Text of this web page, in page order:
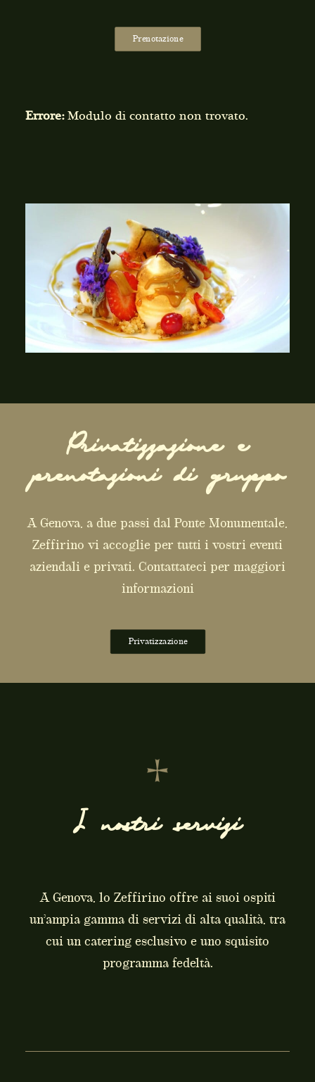
Prenotazione
Errore:Modulo di contatto non trovato.
Privatizzazione e
prenotazioni di gruppo
A Genova, a due passi dal Ponte Monumentale,
Zeffirino vi accoglie per tutti i vostri eventi
aziendali e privati. Contattateci per maggiori
informazioni
Privatizzazione
I nostri servizi
A Genova, lo Zeffirino offre ai suoi ospiti
un’ampia gamma di servizi di alta qualità, tra
cui un catering esclusivo e uno squisito
programma fedeltà.